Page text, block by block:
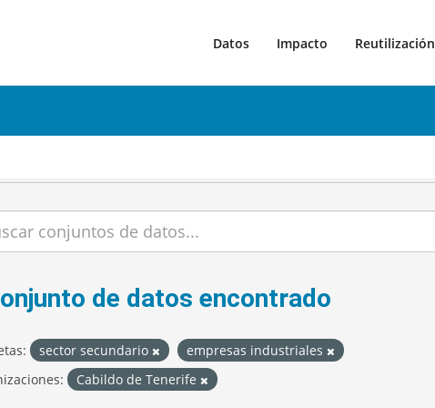
Datos Impacto Reutilización
de datos encontrado
sector secundario
empresas industriales
Cabildo de Tenerife